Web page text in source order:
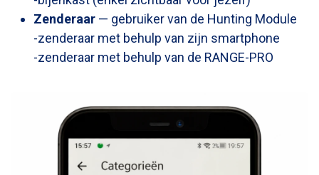
Zenderaar — gebruiker van de Hunting Module
-zenderaar met behulp van zijn smartphone
-zenderaar met behulp van de RANGE-PRO